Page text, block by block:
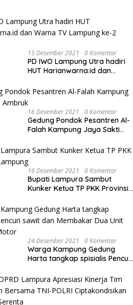
15 Desember 2021 0 Komentar
PD IWO Lampung Utra hadiri
HUT Harianwarna.id dan
Tahun
16 Desember 2021 0 Komentar
Gedung Pondok Pesantren Al-
Falah Kampung Jaya Sakti
16 Desember 2021 0 Komentar
Bupati Lampura Sambut
Kunker Ketua TP PKK Provinsi
24 Desember 2021 0 Komentar
Warga Kampung Gedung
Harta tangkap spisialis Pencuri
Sepeda Motor